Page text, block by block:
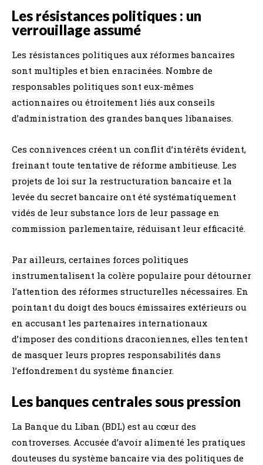
Les résistances politiques : un
verrouillage assumé
Les résistances politiques aux réformes bancaires
sont multiples et bien enracinées. Nombre de
responsables politiques sont eux-mêmes
actionnaires ou étroitement liés aux conseils
d’administration des grandes banques libanaises.
Ces connivences créent un conflit d’intérêts évident,
freinant toute tentative de réforme ambitieuse. Les
projets de loi sur la restructuration bancaire et la
levée du secret bancaire ont été systématiquement
vidés de leur substance lors de leur passage en
commission parlementaire, réduisant leur efficacité.
Par ailleurs, certaines forces politiques
instrumentalisent la colère populaire pour détourner
l’attention des réformes structurelles nécessaires. En
pointant du doigt des boucs émissaires extérieurs ou
en accusant les partenaires internationaux
d’imposer des conditions draconiennes, elles tentent
de masquer leurs propres responsabilités dans
l’effondrement du système financier.
Les banques centrales sous pression
La Banque du Liban (BDL) est au cœur des
controverses. Accusée d’avoir alimenté les pratiques
douteuses du système bancaire via des politiques de